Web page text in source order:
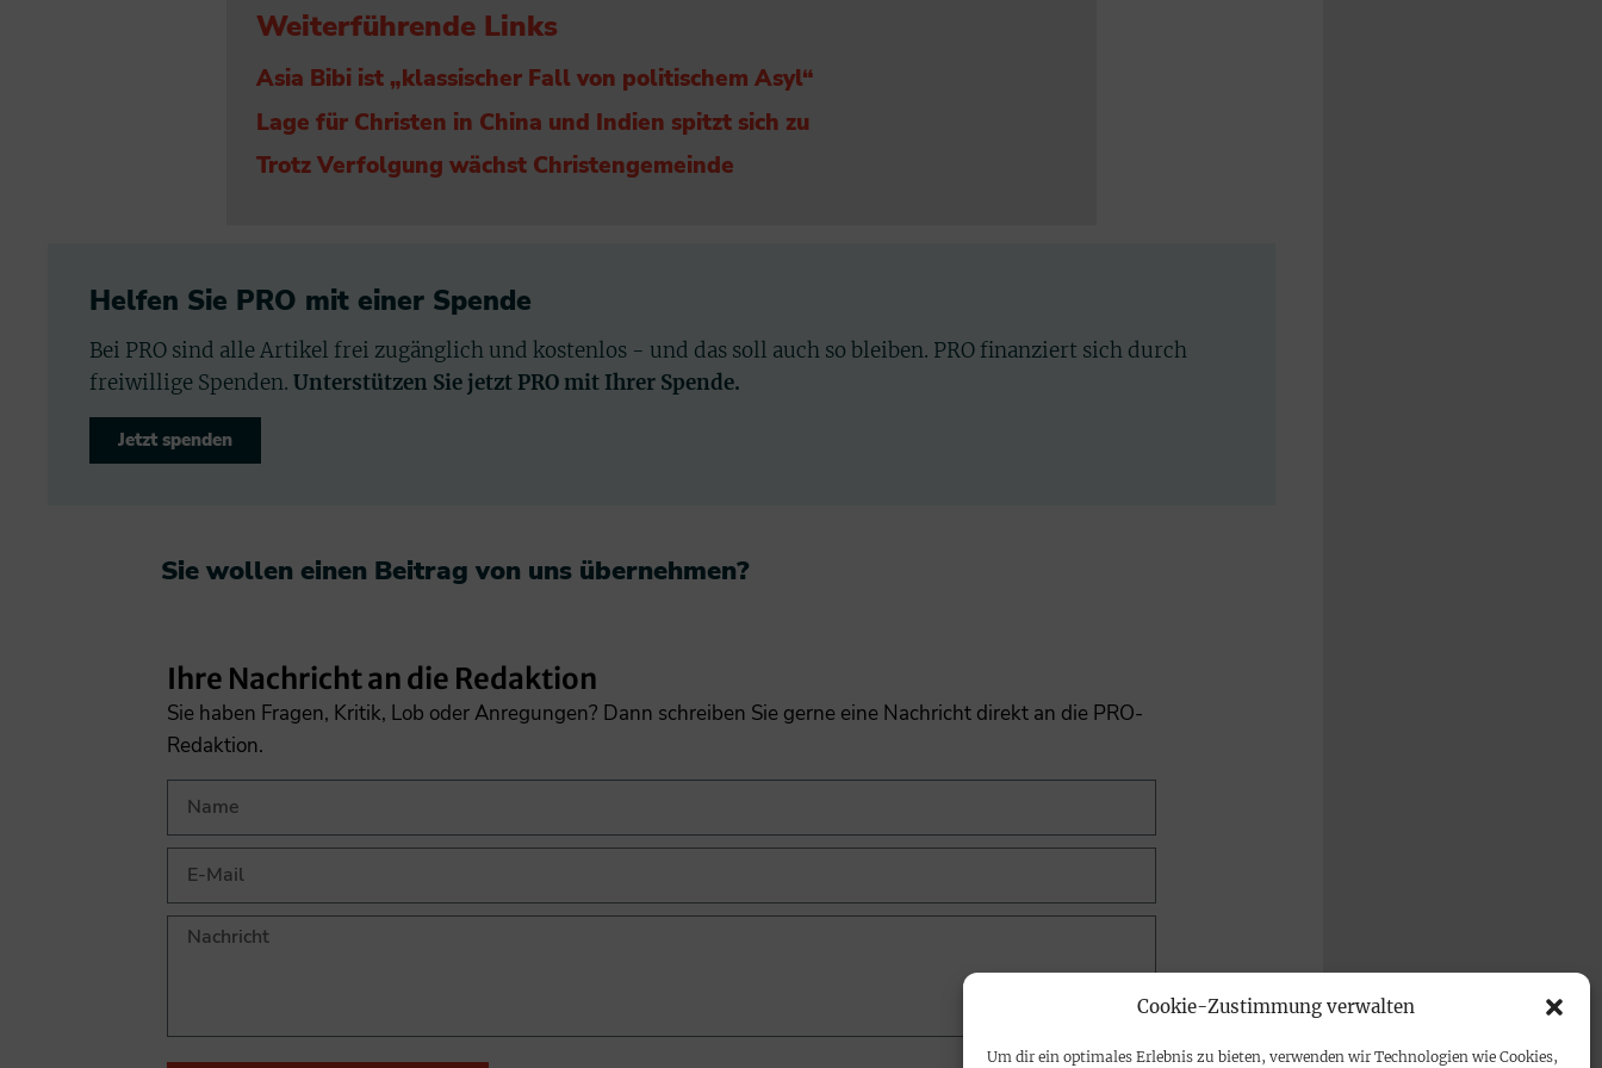
Cookie-Zustimmung verwalten
Um dir ein optimales Erlebnis zu bieten, verwenden wir Technologien wie Cookies,
Weiterführende Links
Asia Bibi ist „klassischer Fall von politischem Asyl“
Lage für Christen in China und Indien spitzt sich zu
Trotz Verfolgung wächst Christengemeinde
Helfen Sie PRO mit einer Spende
Bei PRO sind alle Artikel frei zugänglich und kostenlos - und das soll auch so bleiben. PRO finanziert sich durch
freiwillige Spenden. Unterstützen Sie jetzt PRO mit Ihrer Spende.
Jetzt spenden
Sie wollen einen Beitrag von uns übernehmen?​
Ihre Nachricht an die Redaktion
Sie haben Fragen, Kritik, Lob oder Anregungen? Dann schreiben Sie gerne eine Nachricht direkt an die PRO-
Redaktion.